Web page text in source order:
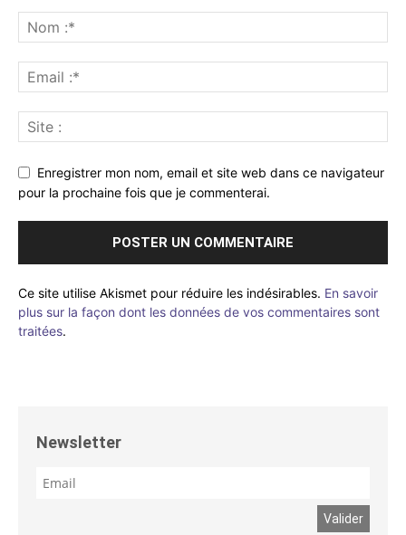
Enregistrer mon nom, email et site web dans ce navigateur
pour la prochaine fois que je commenterai.
Ce site utilise Akismet pour réduire les indésirables. En savoir
plus sur la façon dont les données de vos commentaires sont
traitées.
Newsletter